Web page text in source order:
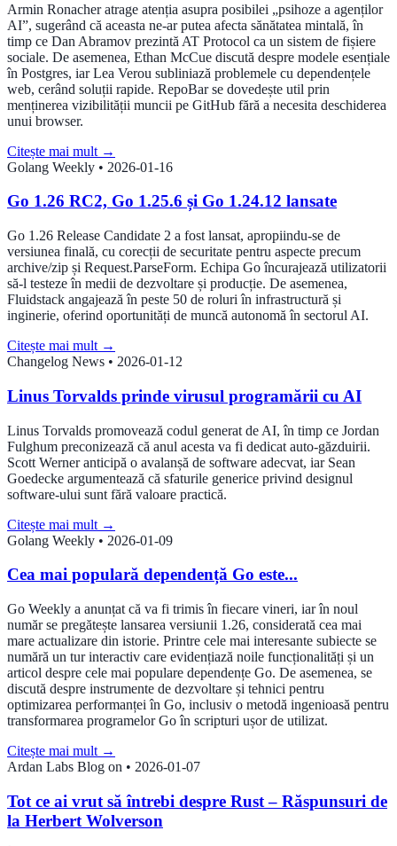
Armin Ronacher atrage atenția asupra posibilei „psihoze a agenților
AI”, sugerând că aceasta ne-ar putea afecta sănătatea mintală, în
timp ce Dan Abramov prezintă AT Protocol ca un sistem de fișiere
sociale. De asemenea, Ethan McCue discută despre modele esențiale
în Postgres, iar Lea Verou subliniază problemele cu dependențele
web, cerând soluții rapide. RepoBar se dovedește util prin
menținerea vizibilității muncii pe GitHub fără a necesita deschiderea
unui browser.
Citește mai mult →
Golang Weekly • 2026-01-16
Go 1.26 RC2, Go 1.25.6 și Go 1.24.12 lansate
Go 1.26 Release Candidate 2 a fost lansat, apropiindu-se de
versiunea finală, cu corecții de securitate pentru aspecte precum
archive/zip și Request.ParseForm. Echipa Go încurajează utilizatorii
să-l testeze în medii de dezvoltare și producție. De asemenea,
Fluidstack angajează în peste 50 de roluri în infrastructură și
inginerie, oferind oportunități de muncă autonomă în sectorul AI.
Citește mai mult →
Changelog News • 2026-01-12
Linus Torvalds prinde virusul programării cu AI
Linus Torvalds promovează codul generat de AI, în timp ce Jordan
Fulghum preconizează că anul acesta va fi dedicat auto-găzduirii.
Scott Werner anticipă o avalanșă de software adecvat, iar Sean
Goedecke argumentează că sfaturile generice privind designul
software-ului sunt fără valoare practică.
Citește mai mult →
Golang Weekly • 2026-01-09
Cea mai populară dependență Go este...
Go Weekly a anunțat că va fi trimis în fiecare vineri, iar în noul
număr se pregătește lansarea versiunii 1.26, considerată cea mai
mare actualizare din istorie. Printre cele mai interesante subiecte se
numără un tur interactiv care evidențiază noile funcționalități și un
articol despre cele mai populare dependențe Go. De asemenea, se
discută despre instrumente de dezvoltare și tehnici pentru
optimizarea performanței în Go, inclusiv o metodă ingenioasă pentru
transformarea programelor Go în scripturi ușor de utilizat.
Citește mai mult →
Ardan Labs Blog on • 2026-01-07
Tot ce ai vrut să întrebi despre Rust – Răspunsuri de
la Herbert Wolverson